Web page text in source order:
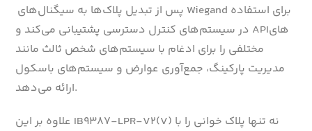
در سیستم‌های کنترل دسترسی پشتیبانی می‌کند و APIهای
مختلفی را برای ادغام با سیستم‌های شخص ثالث مانند
مدیریت پارکینگ، جمع‌آوری عوارض و سیستم‌های باسکول
ارائه می‌دهد.
علاوه بر این IB9387-LPR-V2(V) نه تنها پلاک خوانی را با